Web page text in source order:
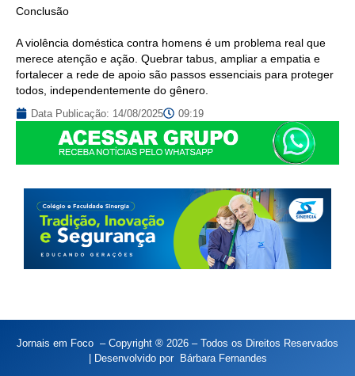
Conclusão
A violência doméstica contra homens é um problema real que
merece atenção e ação. Quebrar tabus, ampliar a empatia e
fortalecer a rede de apoio são passos essenciais para proteger
todos, independentemente do gênero.
Data Publicação: 14/08/2025 09:19
Jornais em Foco – Copyright ® 2026 – Todos os Direitos Reservados
| Desenvolvido por
Bárbara Fernandes